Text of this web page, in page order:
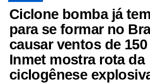
Ciclone bomba já
para se formar no
causar ventos de
Inmet mostra rota da
ciclogênese